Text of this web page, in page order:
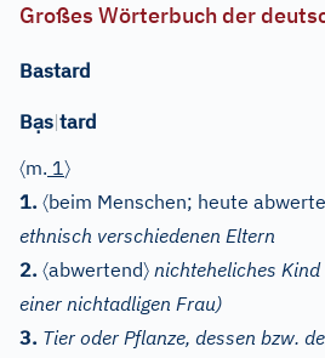
Großes Wörterbuch der
Bastard
Bạs|tard
〈m. 1〉
1. 〈beim Menschen; heute
ethnisch verschiedenen Eltern
2. 〈abwertend〉 nichteheliches
einer nichtadligen Frau)
3. Tier oder Pflanze, dessen bzw.